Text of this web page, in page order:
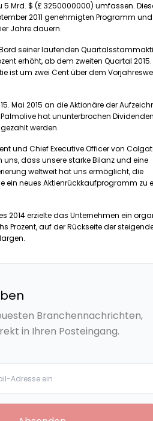
Mrd. $ (£ 3250000000) umfassen.
2011 genehmigten Programm
Jahre dauern.
seiner laufenden
erhöht, ab dem zweiten Quartal 2015.
ist um zwei Cent über dem
Mai 2015 an die Aktionäre der
hat ununterbrochen
werden.
und Chief Executive Officer von
uns, dass unsere starke Bilanz und eine
weltweit hat uns ermöglicht, die
ein neues Aktienrückkaufprogramm zu
2014 erzielte das Unternehmen ein
Prozent, auf der Rückseite der
Branchennachrichten,
in Ihren Posteingang.